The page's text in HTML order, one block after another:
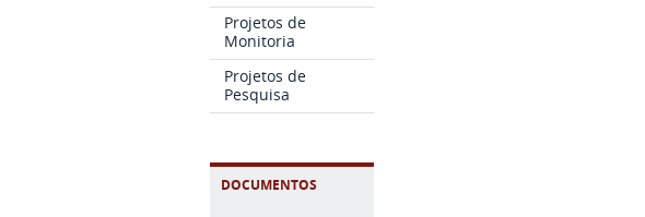
Projetos de
Monitoria
Projetos de
Pesquisa
DOCUMENTOS